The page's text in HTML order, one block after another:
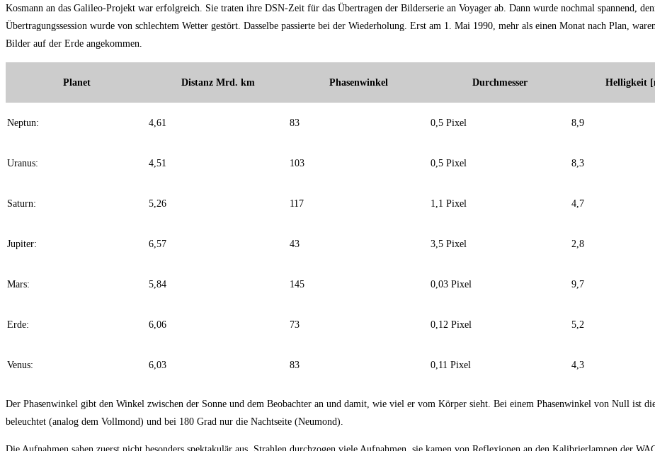
Kosmann an das Galileo-Projekt war erfolgreich. Sie traten ihre DSN-Zeit für das Übertragen der Bilderserie an Voyager ab. Dann wurde nochmal spannend,
Übertragungssession wurde von schlechtem Wetter gestört. Dasselbe passierte bei der Wiederholung. Erst am 1. Mai 1990, mehr als einen Monat nach Plan,
Bilder auf der Erde angekommen.
Planet Distanz Mrd. km Phasenwinkel Durchmesser Helligkeit
Neptun: 4,61 83 0,5 Pixel 8,9
Uranus: 4,51 103 0,5 Pixel 8,3
Saturn: 5,26 117 1,1 Pixel 4,7
Jupiter: 6,57 43 3,5 Pixel 2,8
Mars: 5,84 145 0,03 Pixel 9,7
Erde: 6,06 73 0,12 Pixel 5,2
Venus: 6,03 83 0,11 Pixel 4,3
Der Phasenwinkel gibt den Winkel zwischen der Sonne und dem Beobachter an und damit, wie viel er vom Körper sieht. Bei einem Phasenwinkel von Null ist
beleuchtet (analog dem Vollmond) und bei 180 Grad nur die Nachtseite (Neumond).